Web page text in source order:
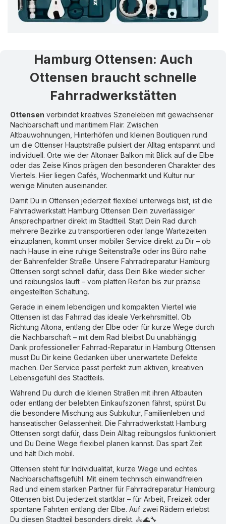
Hamburg Ottensen: Auch
Ottensen braucht schnelle
Fahrradwerkstätten
Ottensen verbindet kreatives Szeneleben mit gewachsener
Nachbarschaft und maritimem Flair. Zwischen
Altbauwohnungen, Hinterhöfen und kleinen Boutiquen rund
um die Ottenser Hauptstraße pulsiert der Alltag entspannt und
individuell. Orte wie der Altonaer Balkon mit Blick auf die Elbe
oder das Zeise Kinos prägen den besonderen Charakter des
Viertels. Hier liegen Cafés, Wochenmarkt und Kultur nur
wenige Minuten auseinander.
Damit Du in Ottensen jederzeit flexibel unterwegs bist, ist die
Fahrradwerkstatt Hamburg Ottensen Dein zuverlässiger
Ansprechpartner direkt im Stadtteil. Statt Dein Rad durch
mehrere Bezirke zu transportieren oder lange Wartezeiten
einzuplanen, kommt unser mobiler Service direkt zu Dir – ob
nach Hause in eine ruhige Seitenstraße oder ins Büro nahe
der Bahrenfelder Straße. Unsere Fahrradreparatur Hamburg
Ottensen sorgt schnell dafür, dass Dein Bike wieder sicher
und reibungslos läuft – vom platten Reifen bis zur präzise
eingestellten Schaltung.
Gerade in einem lebendigen und kompakten Viertel wie
Ottensen ist das Fahrrad das ideale Verkehrsmittel. Ob
Richtung Altona, entlang der Elbe oder für kurze Wege durch
die Nachbarschaft – mit dem Rad bleibst Du unabhängig.
Dank professioneller Fahrrad-Reparatur in Hamburg Ottensen
musst Du Dir keine Gedanken über unerwartete Defekte
machen. Der Service passt perfekt zum aktiven, kreativen
Lebensgefühl des Stadtteils.
Während Du durch die kleinen Straßen mit ihren Altbauten
oder entlang der belebten Einkaufszonen fährst, spürst Du
die besondere Mischung aus Subkultur, Familienleben und
hanseatischer Gelassenheit. Die Fahrradwerkstatt Hamburg
Ottensen sorgt dafür, dass Dein Alltag reibungslos funktioniert
und Du Deine Wege flexibel planen kannst. Das spart Zeit
und hält Dich mobil.
Ottensen steht für Individualität, kurze Wege und echtes
Nachbarschaftsgefühl. Mit einem technisch einwandfreien
Rad und einem starken Partner für Fahrradreparatur Hamburg
Ottensen bist Du jederzeit startklar – für Arbeit, Freizeit oder
spontane Fahrten entlang der Elbe. Auf zwei Rädern erlebst
Du diesen Stadtteil besonders direkt. 🚴🌊🔧